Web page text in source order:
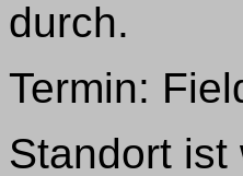
durch.
Termin:
Standort ist